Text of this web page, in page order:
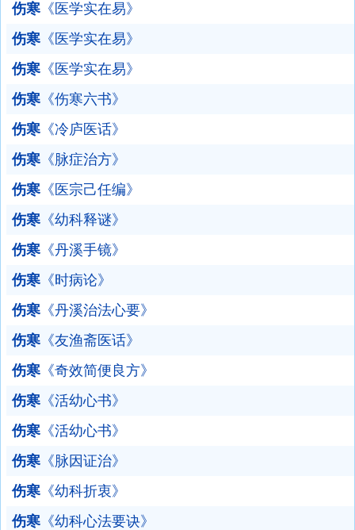
伤寒 《医学实在易》
伤寒 《医学实在易》
伤寒 《医学实在易》
伤寒 《伤寒六书》
伤寒 《冷庐医话》
伤寒 《脉症治方》
伤寒 《医宗己任编》
伤寒 《幼科释谜》
伤寒 《丹溪手镜》
伤寒 《时病论》
伤寒 《丹溪治法心要》
伤寒 《友渔斋医话》
伤寒 《奇效简便良方》
伤寒 《活幼心书》
伤寒 《活幼心书》
伤寒 《脉因证治》
伤寒 《幼科折衷》
伤寒 《幼科心法要诀》